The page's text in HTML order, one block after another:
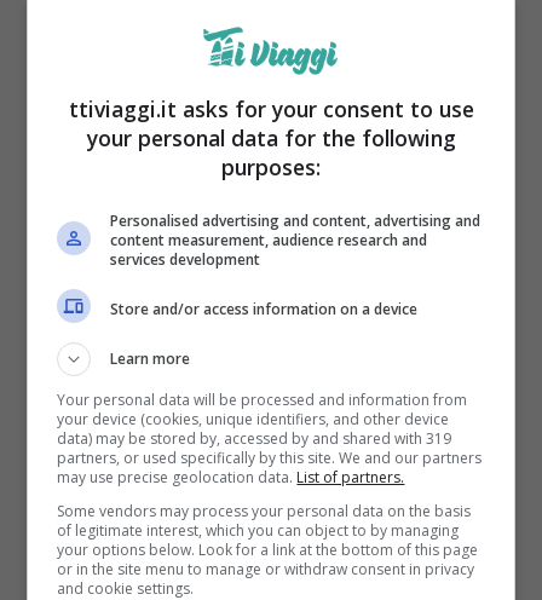
e, per la precisione, su Tik Tok. A
condividerle è stato un account fan di
e Donne, noto come @uominiedonneover79.
Qui si vede la Galgani ai tempi delle sue
distanza di 13 anni la dama è diventata
una veterana di Uomini e Donne,
amatissima dal pubblico italiano e spesso
criticatadalle altre dame del parterre
femminile (e non solo).
ttiviaggi.it asks for your consent to use
your personal data for the following
purposes:
Personalised advertising and content, advertising and
content measurement, audience research and
services development
Store and/or access information on a device
Learn more
Your personal data will be processed and information from
your device (cookies, unique identifiers, and other device
data) may be stored by, accessed by and shared with 319
partners, or used specifically by this site. We and our partners
may use precise geolocation data. List of partners.
Some vendors may process your personal data on the basis
of legitimate interest, which you can object to by managing
your options below. Look for a link at the bottom of this page
or in the site menu to manage or withdraw consent in privacy
and cookie settings.